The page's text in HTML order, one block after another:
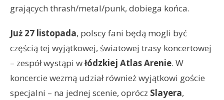
grających thrash/metal/punk, dobiega końca.
Już 27 listopada, polscy fani będą mogli być
częścią tej wyjątkowej, światowej trasy koncertowej
– zespół wystąpi włódzkiej Atlas Arenie. W
koncercie wezmą udział również wyjątkowi goście
specjalni – na jednej scenie, oprócz Slayera,